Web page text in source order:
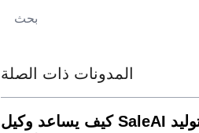
المدونات ذات الصلة
كيف يساعد وكيل SaleAI وكلاء المبيعات على توليد